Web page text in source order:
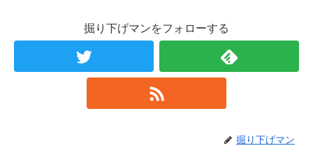
掘り下げマンをフォローする
掘り下げマン